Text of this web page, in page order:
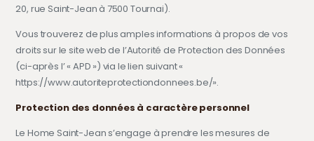
20, rue Saint-Jean à 7500 Tournai).
Vous trouverez de plus amples informations à propos de vos
droits sur le site web de l’Autorité de Protection des Données
(ci-après l’ « APD ») via le lien suivant «
https://www.autoriteprotectiondonnees.be/».
Protection des données à caractère personnel
Le Home Saint-Jean s’engage à prendre les mesures de